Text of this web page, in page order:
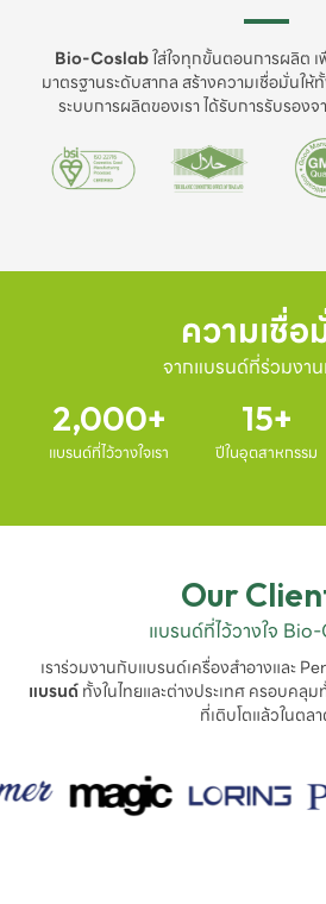
Bio-Coslabใส่ใจทุกขั้นตอนการผลิต
มาตรฐานระดับสากล สร้างความเชื่อมั่นให้
ระบบการผลิตของเรา ได้รับการรับรอง
ความเชื่อ
จากแบรนด์ที่ร่วมงาน
2,000
แบรนด์ที่ไว้วางใจเรา
15
ปีในอุตสาหกรรม
Our
แบรนด์ที่ไว้วางใจ
เราร่วมงานกับแบรนด์เครื่องสำอางและ
แบรนด์ทั้งในไทยและต่างประเทศ ครอบคลุ
ที่เติบโตแล้วในตล